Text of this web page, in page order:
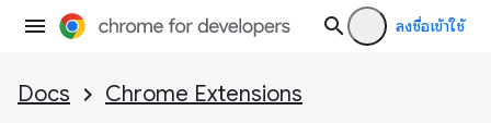
ลงชื่อเข้าใช้
Docs Chrome Extensions